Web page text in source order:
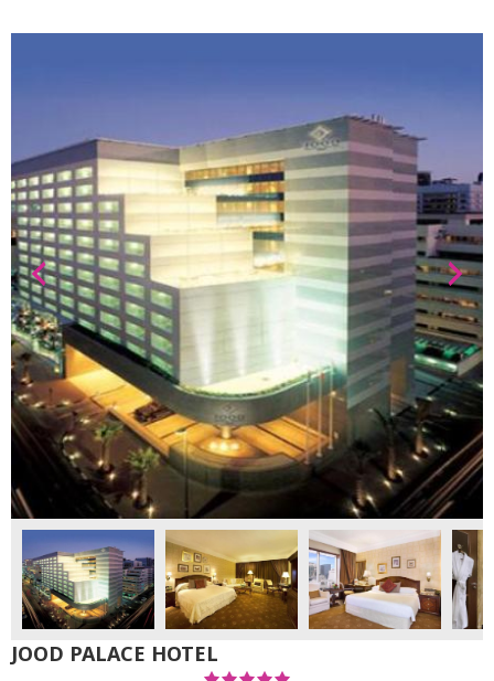
JOOD PALACE HOTEL